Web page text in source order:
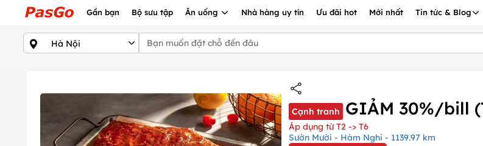
Gần bạn Bộ sưu tập Ăn uống Nhà hàng uy tín Ưu đãi hot Mới nhất Tin tức & Blog
Cạnh tranh GIẢM 30%/bill
Áp dụng từ T2 -> T6
Sườn Mười - Hàm Nghi - 1139.97 km